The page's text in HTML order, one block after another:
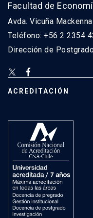
Facultad de
Avda. Vicuña
Teléfono: +56 2 2354
Dirección de
ACREDITACIÓN